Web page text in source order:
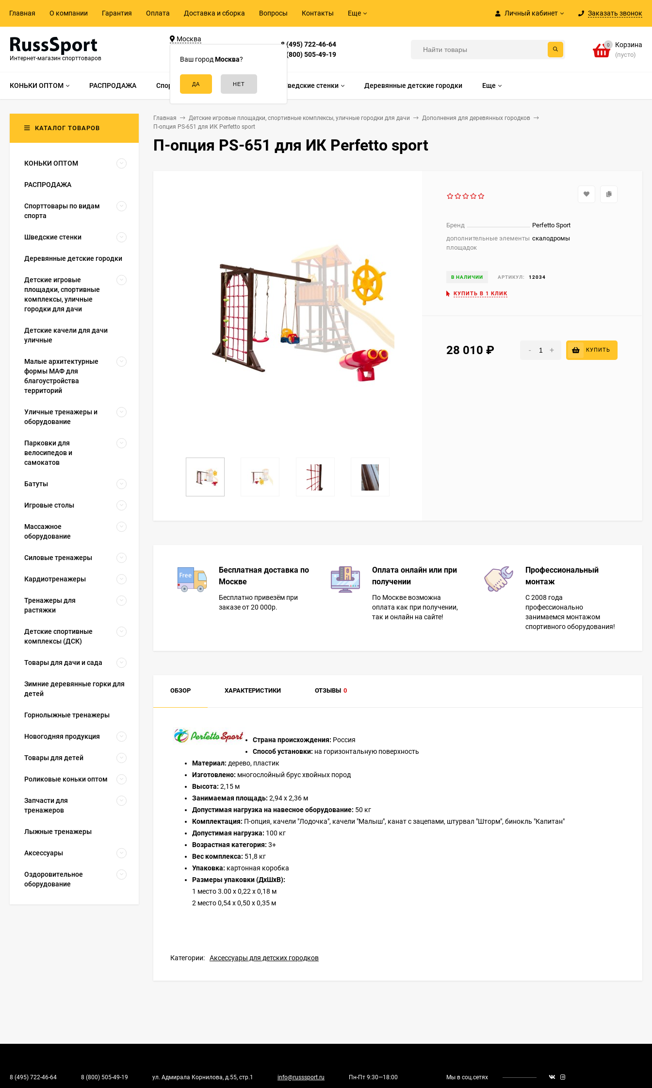
Личный кабинет Заказать звонок
Главная О компании Гарантия Оплата Доставка и сборка Вопросы Контакты Еще
Интернет-магазин спорттоваров
Москва
Ваш город Москва?
д.55, стр.1
8 (495) 722-46-64
8 (800) 505-49-19
0 Корзина
(пусто)
КОНЬКИ ОПТОМ РАСПРОДАЖА Спорттовары по видам спорта Шведские стенки Деревянные детские городки Еще
Главная Детские игровые площадки, спортивные комплексы, уличные городки для дачи
Дополнения для деревянных городков
П-опция PS-651 для ИК Perfetto sport
П-опция PS-651 для ИК Perfetto sport
Бренд
Perfetto Sport
дополнительные элементы
площадок
скалодромы
В НАЛИЧИИ АРТИКУЛ: 12034
КУПИТЬ В 1 КЛИК
28 010 - + КУПИТЬ
Бесплатная доставка по
Москве
Бесплатно привезём при
заказе от 20 000р.
Оплата онлайн или при
получении
По Москве возможна
оплата как при получении,
так и онлайн на сайте!
Профессиональный
монтаж
С 2008 года
профессионально
занимаемся монтажом
спортивного оборудования!
ОБЗОР ХАРАКТЕРИСТИКИ ОТЗЫВЫ 0
Страна происхождения: Россия
Способ установки: на горизонтальную поверхность
Материал: дерево, пластик
Изготовлено: многослойный брус хвойных пород
Высота: 2,15 м
Занимаемая площадь: 2,94 х 2,36 м
Допустимая нагрузка на навесное оборудование: 50 кг
Комплектация: П-опция, качели "Лодочка", качели "Малыш", канат с зацепами, штурвал "Шторм", бинокль "Капитан"
Допустимая нагрузка: 100 кг
Возрастная категория: 3+
Вес комплекса: 51,8 кг
Упаковка: картонная коробка
Размеры упаковки (ДхШхВ):
1 место 3.00 х 0,22 х 0,18 м
2 место 0,54 х 0,50 х 0,35 м
Категории: Аксессуары для детских городков
КАТАЛОГ ТОВАРОВ
КОНЬКИ ОПТОМ
РАСПРОДАЖА
Спорттовары по видам
спорта
Шведские стенки
Деревянные детские городки
Детские игровые
площадки, спортивные
комплексы, уличные
городки для дачи
Детские качели для дачи
уличные
Малые архитектурные
формы МАФ для
благоустройства
территорий
Уличные тренажеры и
оборудование
Парковки для
велосипедов и
самокатов
Батуты
Игровые столы
Массажное
оборудование
Силовые тренажеры
Кардиотренажеры
Тренажеры для
растяжки
Детские спортивные
комплексы (ДСК)
Товары для дачи и сада
Зимние деревянные горки для
детей
Горнолыжные тренажеры
Новогодняя продукция
Товары для детей
Роликовые коньки оптом
Запчасти для
тренажеров
Лыжные тренажеры
Аксессуары
Оздоровительное
оборудование
8 (495) 722-46-64 8 (800) 505-49-19 ул. Адмирала Корнилова, д.55, стр.1 info@russsport.ru Пн-Пт 9:30—18:00 Мы в соц.сетях